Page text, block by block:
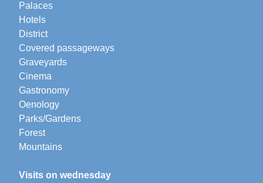
Palaces
Hotels
District
Covered passageways
Graveyards
Cinema
Gastronomy
Oenology
Parks/Gardens
Forest
Mountains
Visits on wednesday